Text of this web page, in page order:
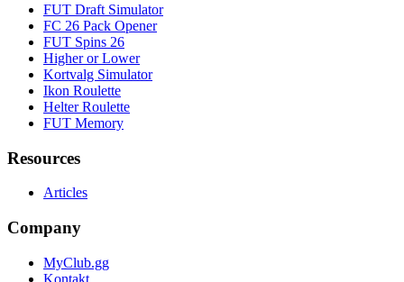
FUT Draft Simulator
FC 26 Pack Opener
FUT Spins 26
Higher or Lower
Kortvalg Simulator
Ikon Roulette
Helter Roulette
FUT Memory
Resources
Articles
Company
MyClub.gg
Kontakt